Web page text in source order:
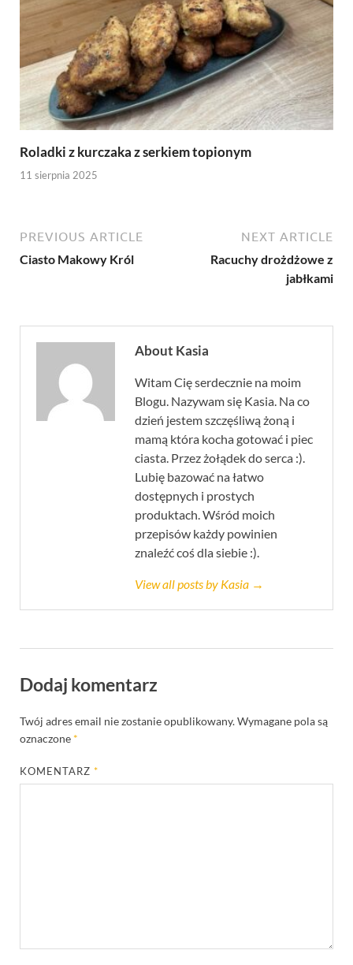
Roladki z kurczaka z serkiem topionym
11 sierpnia 2025
PREVIOUS ARTICLE
Ciasto Makowy Król
NEXT ARTICLE
Racuchy drożdżowe z
jabłkami
About Kasia
Witam Cię serdecznie na moim
Blogu. Nazywam się Kasia. Na co
dzień jestem szczęśliwą żoną i
mamą która kocha gotować i piec
ciasta. Przez żołądek do serca :).
Lubię bazować na łatwo
dostępnych i prostych
produktach. Wśród moich
przepisów każdy powinien
znaleźć coś dla siebie :).
View all posts by Kasia →
Dodaj komentarz
Twój adres email nie zostanie opublikowany.Wymagane pola są
oznaczone *
KOMENTARZ*